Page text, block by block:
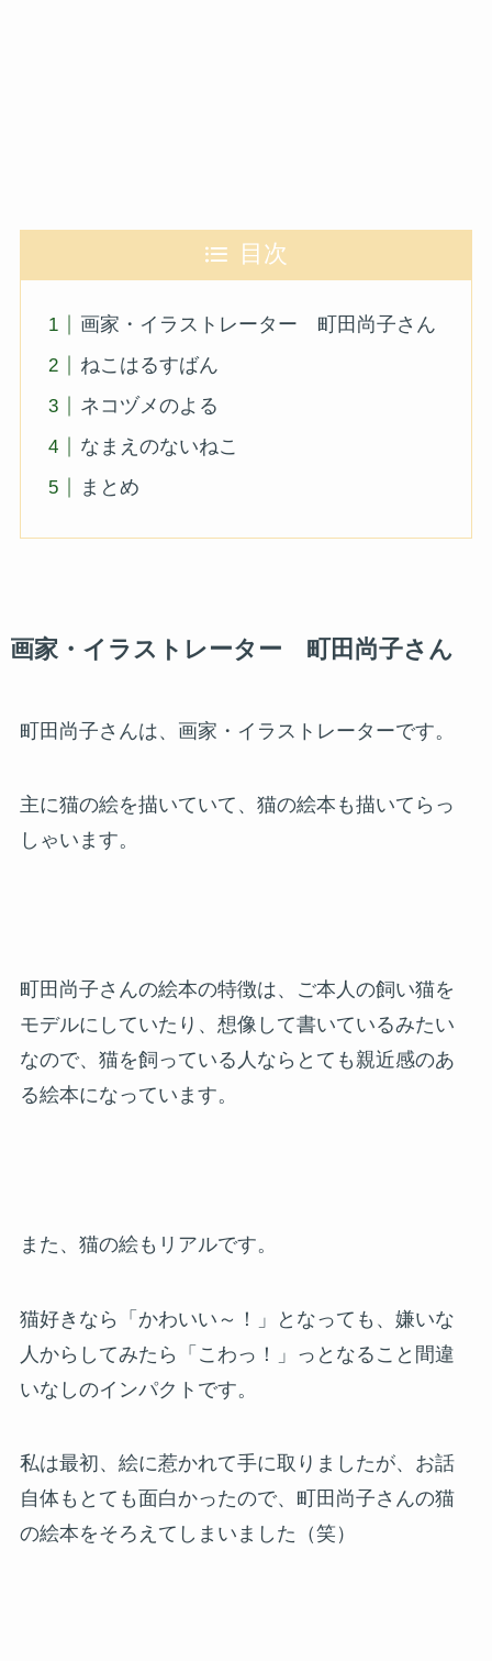
目次
画家・イラストレーター 町田尚子さん
ねこはるすばん
ネコヅメのよる
なまえのないねこ
まとめ
画家・イラストレーター 町田尚子さん
町田尚子さんは、画家・イラストレーターです。
主に猫の絵を描いていて、猫の絵本も描いてらっ
しゃいます。
町田尚子さんの絵本の特徴は、ご本人の飼い猫を
モデルにしていたり、想像して書いているみたい
なので、猫を飼っている人ならとても親近感のあ
る絵本になっています。
また、猫の絵もリアルです。
猫好きなら「かわいい～！」となっても、嫌いな
人からしてみたら「こわっ！」っとなること間違
いなしのインパクトです。
私は最初、絵に惹かれて手に取りましたが、お話
自体もとても面白かったので、町田尚子さんの猫
の絵本をそろえてしまいました（笑）